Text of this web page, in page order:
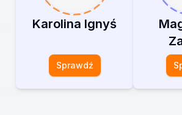
Karolina Ignyś
Sprawdź